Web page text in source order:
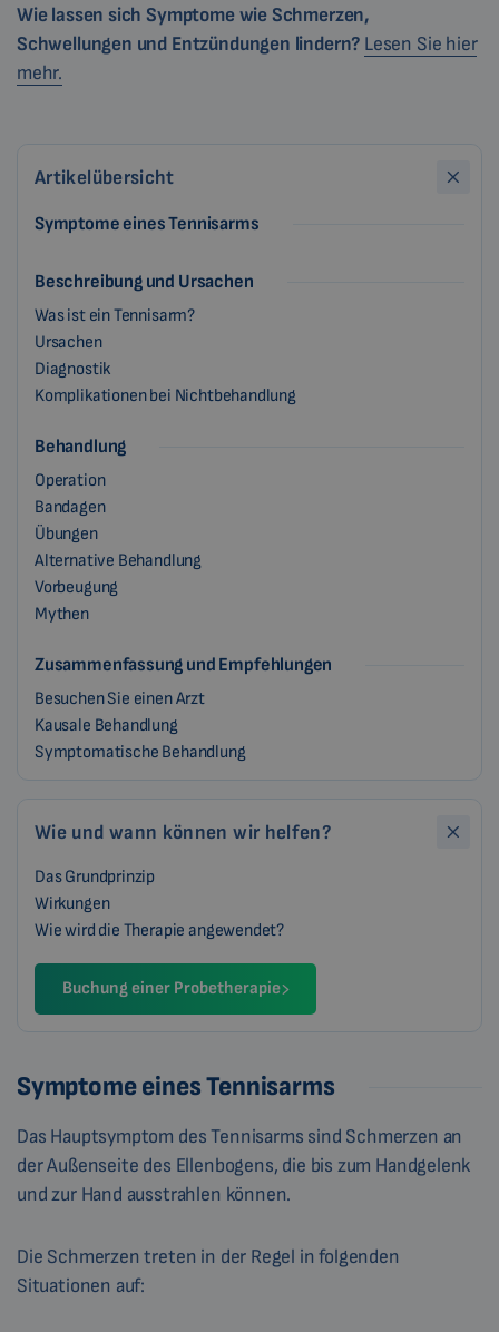
Wie lassen sich Symptome wie Schmerzen,
Schwellungen und Entzündungen lindern? Lesen Sie hier
mehr.
Artikelübersicht
Symptome eines Tennisarms
Beschreibung und Ursachen
Was ist ein Tennisarm?
Ursachen
Diagnostik
Komplikationen bei Nichtbehandlung
Behandlung
Operation
Bandagen
Übungen
Alternative Behandlung
Vorbeugung
Mythen
Zusammenfassung und Empfehlungen
Besuchen Sie einen Arzt
Kausale Behandlung
Symptomatische Behandlung
Wie und wann können wir helfen?
Das Grundprinzip
Wirkungen
Wie wird die Therapie angewendet?
Buchung einer Probetherapie
Symptome eines Tennisarms
Das Hauptsymptom des Tennisarms sind Schmerzen an
der Außenseite des Ellenbogens, die bis zum Handgelenk
und zur Hand ausstrahlen können.
Die Schmerzen treten in der Regel in folgenden
Situationen auf: